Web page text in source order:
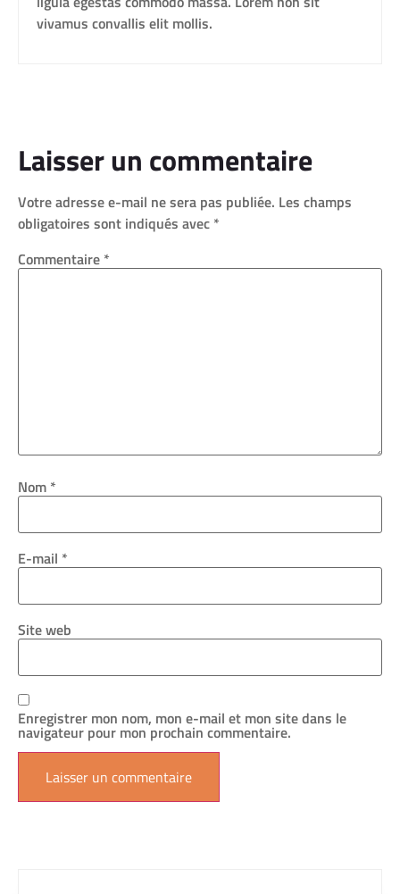
vivamus convallis elit mollis.
Laisser un commentaire
Votre adresse e-mail ne sera pas publiée. Les champs
obligatoires sont indiqués avec *
Commentaire *
Nom *
E-mail *
Site web
Enregistrer mon nom, mon e-mail et mon site dans le
navigateur pour mon prochain commentaire.